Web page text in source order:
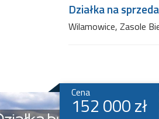
Działka na
Wilamowice, Zasole
Cena
152 000 zł